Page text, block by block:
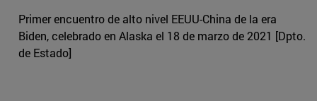
Primer encuentro de alto nivel EEUU-China de la era
Biden, celebrado en Alaska el 18 de marzo de 2021 [Dpto.
de Estado]